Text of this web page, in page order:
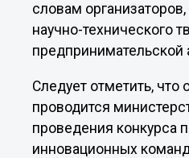
словам
научно-технического
предпринимательской
Следует отметить,
проводится
проведения конкурса
инновационных